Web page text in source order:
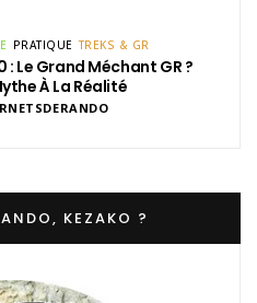
PRATIQUE TREKS & GR
: Le Grand Méchant GR ?
À La Réalité
KEZAKO ?